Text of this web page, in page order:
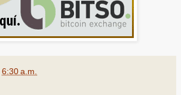
6:30 a.m.